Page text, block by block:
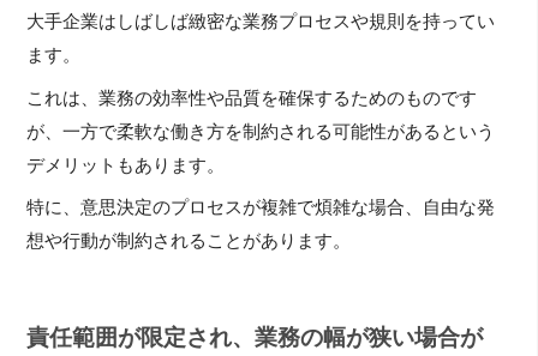
大手企業はしばしば緻密な業務プロセスや規則を持ってい
ます。
これは、業務の効率性や品質を確保するためのものです
が、一方で柔軟な働き方を制約される可能性があるという
デメリットもあります。
特に、意思決定のプロセスが複雑で煩雑な場合、自由な発
想や行動が制約されることがあります。
責任範囲が限定され、業務の幅が狭い場合が